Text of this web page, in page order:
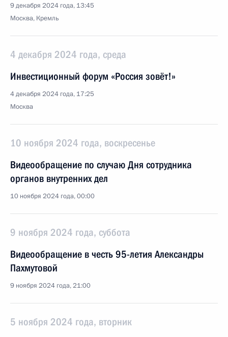
9 декабря 2024 года, 13:45
Москва, Кремль
4 декабря 2024 года, среда
Инвестиционный форум «Россия зовёт!»
4 декабря 2024 года, 17:25
Москва
10 ноября 2024 года, воскресенье
Видеообращение по случаю Дня сотрудника
органов внутренних дел
10 ноября 2024 года, 00:00
9 ноября 2024 года, суббота
Видеообращение в честь 95-летия Александры
Пахмутовой
9 ноября 2024 года, 21:00
5 ноября 2024 года, вторник